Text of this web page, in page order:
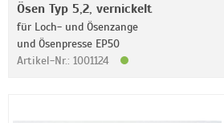
Ösen Typ 5,2, vernickelt
für Loch- und Ösenzange
und Ösenpresse EP50
Artikel-Nr.: 1001124